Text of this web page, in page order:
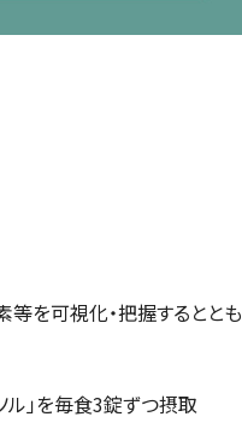
等を可視化・把握するととも
」を毎食3錠ずつ摂取